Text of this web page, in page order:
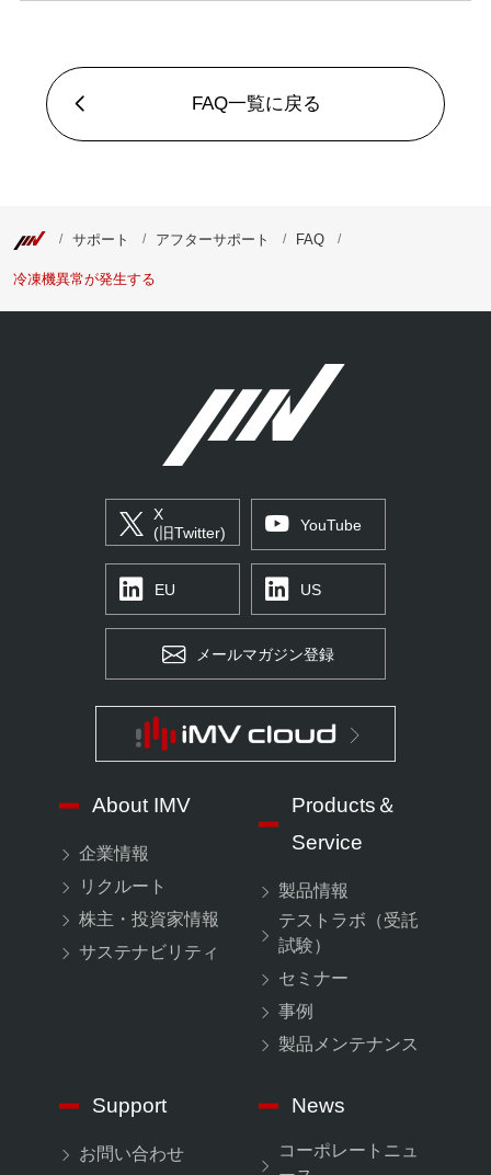
FAQ一覧に戻る
サポート アフターサポート FAQ
冷凍機異常が発生する
X
(旧Twitter)
YouTube
EU US
メールマガジン登録
About IMV
企業情報
リクルート
株主・投資家情報
サステナビリティ
Products＆
Service
製品情報
テストラボ（受託
試験）
セミナー
事例
製品メンテナンス
Support
お問い合わせ
News
コーポレートニュ